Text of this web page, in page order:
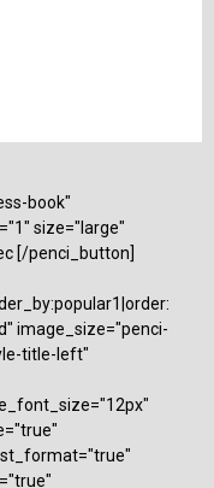
book"
size="large"
[/penci_button]
image_size="penci-
title-left"